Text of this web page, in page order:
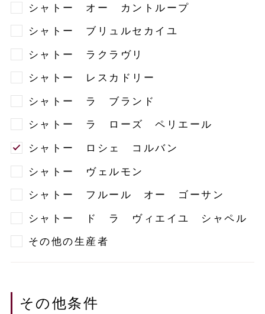
シャトー オー カントループ
シャトー ブリュルセカイユ
シャトー ラクラヴリ
シャトー レスカドリー
シャトー ラ ブランド
シャトー ラ ローズ ペリエール
シャトー ロシェ コルバン
シャトー ヴェルモン
シャトー フルール オー ゴーサン
シャトー ド ラ ヴィエイユ シャペル
その他の生産者
その他条件